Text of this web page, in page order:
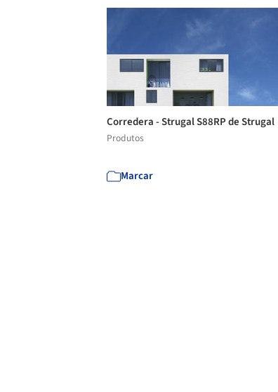
Corredera - Strugal S88RP de Strugal
Produtos
Marcar